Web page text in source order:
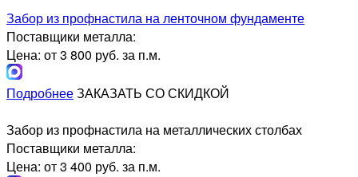
Забор из профнастила на ленточном фундаменте
Поставщики металла:
Цена: от 3 800 руб. за п.м.
ПодробнееЗАКАЗАТЬ СО СКИДКОЙ
Забор из профнастила на металлических столбах
Поставщики металла:
Цена: от 3 400 руб. за п.м.